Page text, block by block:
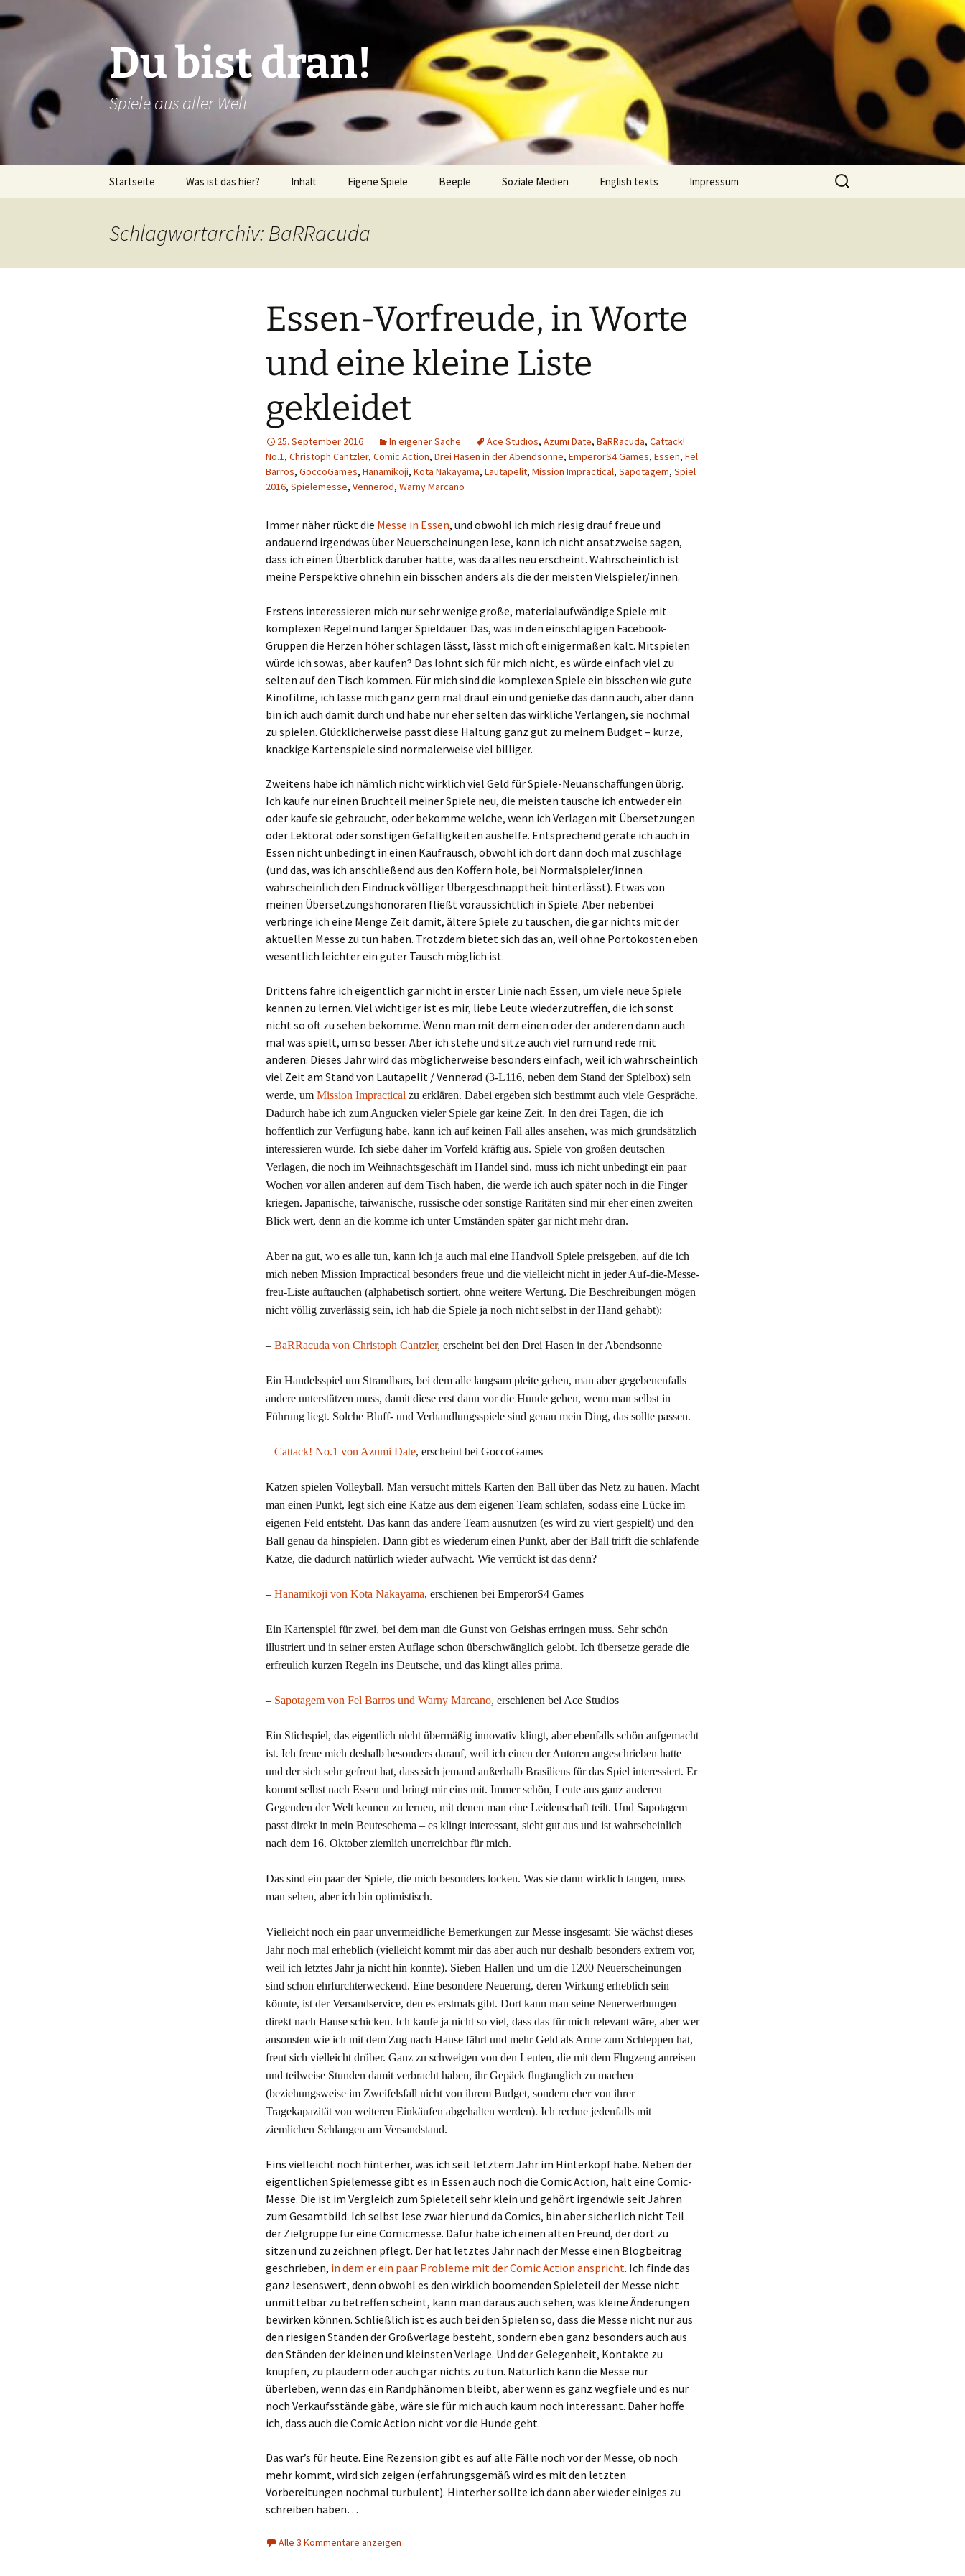
Inhalt
Du bist dran!
Spiele aus aller Welt
Startseite Was ist das hier? Inhalt
Verlagsliste Brasilien
Verlagsliste Costa Rica
Verlagsliste Guatemala
Verlagsliste Kolumbien
Verlagsliste Peru
Verlagsliste Uruguay
Eigene Spiele
Pari
Topfrosch
Tricky Bid
Unmöglich!?/Débrouille-
toi!
Unveröffentlichte Spiele
Beeple Soziale Medien English texts
Textos em Português
Impressum
Suchen
nach:
Schlagwortarchiv: BaRRacuda
Essen-Vorfreude, in Worte
und eine kleine Liste
gekleidet
25. September 2016 In eigener Sache Ace Studios, Azumi Date, BaRRacuda, Cattack!
No.1, Christoph Cantzler, Comic Action, Drei Hasen in der Abendsonne, EmperorS4 Games, Essen, Fel
Barros, GoccoGames, Hanamikoji, Kota Nakayama, Lautapelit, Mission Impractical, Sapotagem, Spiel
2016, Spielemesse, Vennerod, Warny Marcano
Immer näher rückt die Messe in Essen, und obwohl ich mich riesig drauf freue und
andauernd irgendwas über Neuerscheinungen lese, kann ich nicht ansatzweise sagen,
dass ich einen Überblick darüber hätte, was da alles neu erscheint. Wahrscheinlich ist
meine Perspektive ohnehin ein bisschen anders als die der meisten Vielspieler/innen.
Erstens interessieren mich nur sehr wenige große, materialaufwändige Spiele mit
komplexen Regeln und langer Spieldauer. Das, was in den einschlägigen Facebook-
Gruppen die Herzen höher schlagen lässt, lässt mich oft einigermaßen kalt. Mitspielen
würde ich sowas, aber kaufen? Das lohnt sich für mich nicht, es würde einfach viel zu
selten auf den Tisch kommen. Für mich sind die komplexen Spiele ein bisschen wie gute
Kinofilme, ich lasse mich ganz gern mal drauf ein und genieße das dann auch, aber dann
bin ich auch damit durch und habe nur eher selten das wirkliche Verlangen, sie nochmal
zu spielen. Glücklicherweise passt diese Haltung ganz gut zu meinem Budget – kurze,
knackige Kartenspiele sind normalerweise viel billiger.
Zweitens habe ich nämlich nicht wirklich viel Geld für Spiele-Neuanschaffungen übrig.
Ich kaufe nur einen Bruchteil meiner Spiele neu, die meisten tausche ich entweder ein
oder kaufe sie gebraucht, oder bekomme welche, wenn ich Verlagen mit Übersetzungen
oder Lektorat oder sonstigen Gefälligkeiten aushelfe. Entsprechend gerate ich auch in
Essen nicht unbedingt in einen Kaufrausch, obwohl ich dort dann doch mal zuschlage
(und das, was ich anschließend aus den Koffern hole, bei Normalspieler/innen
wahrscheinlich den Eindruck völliger Übergeschnapptheit hinterlässt). Etwas von
meinen Übersetzungshonoraren fließt voraussichtlich in Spiele. Aber nebenbei
verbringe ich eine Menge Zeit damit, ältere Spiele zu tauschen, die gar nichts mit der
aktuellen Messe zu tun haben. Trotzdem bietet sich das an, weil ohne Portokosten eben
wesentlich leichter ein guter Tausch möglich ist.
Drittens fahre ich eigentlich gar nicht in erster Linie nach Essen, um viele neue Spiele
kennen zu lernen. Viel wichtiger ist es mir, liebe Leute wiederzutreffen, die ich sonst
nicht so oft zu sehen bekomme. Wenn man mit dem einen oder der anderen dann auch
mal was spielt, um so besser. Aber ich stehe und sitze auch viel rum und rede mit
anderen. Dieses Jahr wird das möglicherweise besonders einfach, weil ich wahrscheinlich
viel Zeit am Stand von Lautapelit / Vennerød (3-L116, neben dem Stand der Spielbox) sein
werde, um Mission Impractical zu erklären. Dabei ergeben sich bestimmt auch viele Gespräche.
Dadurch habe ich zum Angucken vieler Spiele gar keine Zeit. In den drei Tagen, die ich
hoffentlich zur Verfügung habe, kann ich auf keinen Fall alles ansehen, was mich grundsätzlich
interessieren würde. Ich siebe daher im Vorfeld kräftig aus. Spiele von großen deutschen
Verlagen, die noch im Weihnachtsgeschäft im Handel sind, muss ich nicht unbedingt ein paar
Wochen vor allen anderen auf dem Tisch haben, die werde ich auch später noch in die Finger
kriegen. Japanische, taiwanische, russische oder sonstige Raritäten sind mir eher einen zweiten
Blick wert, denn an die komme ich unter Umständen später gar nicht mehr dran.
Aber na gut, wo es alle tun, kann ich ja auch mal eine Handvoll Spiele preisgeben, aufdie ich
mich neben Mission Impractical besonders freue und die vielleicht nicht in jeder Auf-die-Messe-
freu-Liste auftauchen (alphabetisch sortiert, ohne weitere Wertung. Die Beschreibungen mögen
nicht völlig zuverlässig sein, ich hab die Spiele ja noch nicht selbst in der Hand gehabt):
– BaRRacuda von Christoph Cantzler, erscheint bei den Drei Hasen in der Abendsonne
Ein Handelsspiel um Strandbars, bei dem alle langsam pleite gehen, man aber gegebenenfalls
andere unterstützen muss, damit diese erst dann vor die Hunde gehen, wenn man selbst in
Führung liegt. Solche Bluff- und Verhandlungsspiele sind genau mein Ding, das sollte passen.
– Cattack! No.1 von Azumi Date, erscheint bei GoccoGames
Katzen spielen Volleyball. Man versucht mittels Karten den Ball über das Netz zu hauen. Macht
man einen Punkt, legt sich eine Katze aus dem eigenen Team schlafen, sodass eine Lücke im
eigenen Feld entsteht. Das kann das andere Team ausnutzen (es wird zu viert gespielt) und den
Ball genau da hinspielen. Dann gibt es wiederum einen Punkt, aber der Ball trifft die schlafende
Katze, die dadurch natürlich wieder aufwacht. Wie verrückt ist das denn?
– Hanamikoji von Kota Nakayama, erschienen bei EmperorS4 Games
Ein Kartenspiel für zwei, bei dem man die Gunst von Geishas erringen muss. Sehr schön
illustriert und in seiner ersten Auflage schon überschwänglich gelobt. Ich übersetze gerade die
erfreulich kurzen Regeln ins Deutsche, und das klingt alles prima.
– Sapotagem von Fel Barros und Warny Marcano, erschienen bei Ace Studios
Ein Stichspiel, das eigentlich nicht übermäßig innovativ klingt, aber ebenfalls schön aufgemacht
ist. Ich freue mich deshalb besonders darauf, weil ich einen der Autoren angeschrieben hatte
und der sich sehr gefreut hat, dass sich jemand außerhalb Brasiliens für das Spiel interessiert. Er
kommt selbst nach Essen und bringt mir eins mit. Immer schön, Leute aus ganz anderen
Gegenden der Welt kennen zu lernen, mit denen man eine Leidenschaft teilt. Und Sapotagem
passt direkt in mein Beuteschema – es klingt interessant, sieht gut aus und ist wahrscheinlich
nach dem 16. Oktober ziemlich unerreichbar für mich.
Das sind ein paar der Spiele, die mich besonders locken. Was sie dann wirklich taugen, muss
man sehen, aber ich bin optimistisch.
Vielleicht noch ein paar unvermeidliche Bemerkungen zur Messe insgesamt: Sie wächst dieses
Jahr noch mal erheblich (vielleicht kommt mir das aber auch nur deshalb besonders extrem vor,
weil ich letztes Jahr ja nicht hin konnte). Sieben Hallen und um die 1200 Neuerscheinungen
sind schon ehrfurchterweckend. Eine besondere Neuerung, deren Wirkung erheblich sein
könnte, ist der Versandservice, den es erstmals gibt. Dort kann man seine Neuerwerbungen
direkt nach Hause schicken. Ich kaufe ja nicht so viel, dass das für mich relevant wäre, aber wer
ansonsten wie ich mit dem Zug nach Hause fährt und mehr Geld als Arme zum Schleppen hat,
freut sich vielleicht drüber. Ganz zu schweigen von den Leuten, die mit dem Flugzeug anreisen
und teilweise Stunden damit verbracht haben, ihr Gepäck flugtauglich zu machen
(beziehungsweise im Zweifelsfall nicht von ihrem Budget, sondern eher von ihrer
Tragekapazität von weiteren Einkäufen abgehalten werden). Ich rechne jedenfalls mit
ziemlichen Schlangen am Versandstand.
Eins vielleicht noch hinterher, was ich seit letztem Jahr im Hinterkopf habe. Neben der
eigentlichen Spielemesse gibt es in Essen auch noch die Comic Action, halt eine Comic-
Messe. Die ist im Vergleich zum Spieleteil sehr klein und gehört irgendwie seit Jahren
zum Gesamtbild. Ich selbst lese zwar hier und da Comics, bin aber sicherlich nicht Teil
der Zielgruppe für eine Comicmesse. Dafür habe ich einen alten Freund, der dort zu
sitzen und zu zeichnen pflegt. Der hat letztes Jahr nach der Messe einen Blogbeitrag
geschrieben, in dem er ein paar Probleme mit der Comic Action anspricht. Ich finde das
ganz lesenswert, denn obwohl es den wirklich boomenden Spieleteil der Messe nicht
unmittelbar zu betreffen scheint, kann man daraus auch sehen, was kleine Änderungen
bewirken können. Schließlich ist es auch bei den Spielen so, dass die Messe nicht nur aus
den riesigen Ständen der Großverlage besteht, sondern eben ganz besonders auch aus
den Ständen der kleinen und kleinsten Verlage. Und der Gelegenheit, Kontakte zu
knüpfen, zu plaudern oder auch gar nichts zu tun. Natürlich kann die Messe nur
überleben, wenn das ein Randphänomen bleibt, aber wenn es ganz wegfiele und es nur
noch Verkaufsstände gäbe, wäre sie für mich auch kaum noch interessant. Daher hoffe
ich, dass auch die Comic Action nicht vor die Hunde geht.
Das war’s für heute. Eine Rezension gibt es auf alle Fälle noch vor der Messe, ob noch
mehr kommt, wird sich zeigen (erfahrungsgemäß wird es mit den letzten
Vorbereitungen nochmal turbulent). Hinterher sollte ich dann aber wieder einiges zu
schreiben haben…
Alle 3 Kommentare anzeigen